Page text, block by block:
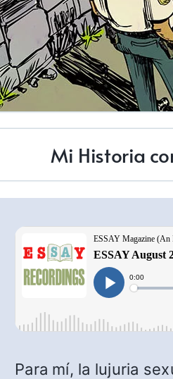
Mi Historia
Para mí, la lujuria